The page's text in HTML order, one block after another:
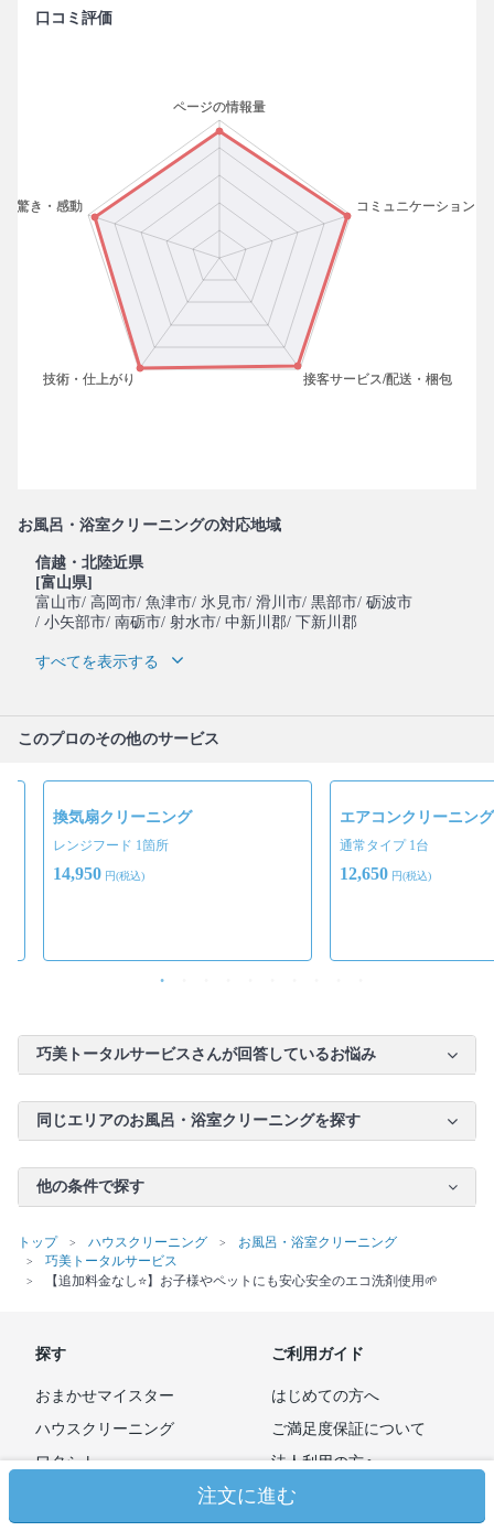
口コミ評価
お風呂・浴室クリーニングの対応地域
信越・北陸近県
[富山県]
富山市/ 高岡市/ 魚津市/ 氷見市/ 滑川市/ 黒部市/ 砺波市
/ 小矢部市/ 南砺市/ 射水市/ 中新川郡/ 下新川郡
すべてを表示する
このプロのその他のサービス
換気扇クリーニング
レンジフード 1箇所
14,950 円(税込)
エアコンクリーニング
通常タイプ 1台
12,650 円(税込)
巧美トータルサービスさんが回答しているお悩み
同じエリアのお風呂・浴室クリーニングを探す
他の条件で探す
トップ ハウスクリーニング
お風呂・浴室クリーニング
巧美トータルサービス
【追加料金なし⭐️】お子様やペットにも安心安全のエコ洗剤使用🌱
注文に進む
探す
おまかせマイスター
ハウスクリーニング
ワタシト
ご利用ガイド
はじめての方へ
ご満足度保証について
法人利用の方へ
出店希望の方へ